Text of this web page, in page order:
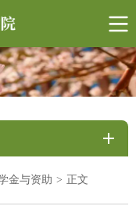
金与资助 > 正文